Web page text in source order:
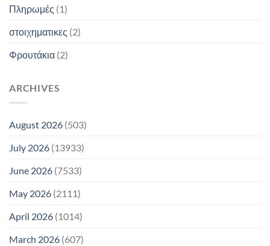
Πληρωμές (1)
στοιχηματικες (2)
Φρουτάκια (2)
ARCHIVES
August 2026 (503)
July 2026 (13933)
June 2026 (7533)
May 2026 (2111)
April 2026 (1014)
March 2026 (607)